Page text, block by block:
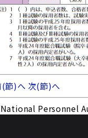
節)へ 次(節)へ
Personnel